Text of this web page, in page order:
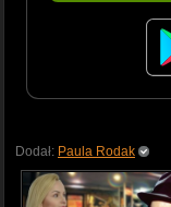
Dodał: Paula Rodak